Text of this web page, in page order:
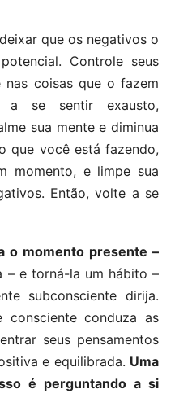
que os negativos o
Controle seus
nas coisas que o fazem
a se sentir exausto,
sua mente e diminua
que você está fazendo,
momento, e limpe sua
Então, volte a se
o momento presente –
– e torná-la um hábito –
subconsciente dirija.
consciente conduza as
seus pensamentos
e equilibrada. Uma
é perguntando a si